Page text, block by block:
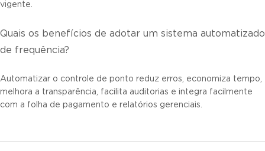
vigente.
Quais os benefícios de adotar um sistema automatizado
de frequência?
Automatizar o controle de ponto reduz erros, economiza tempo,
melhora a transparência, facilita auditorias e integra facilmente
com a folha de pagamento e relatórios gerenciais.